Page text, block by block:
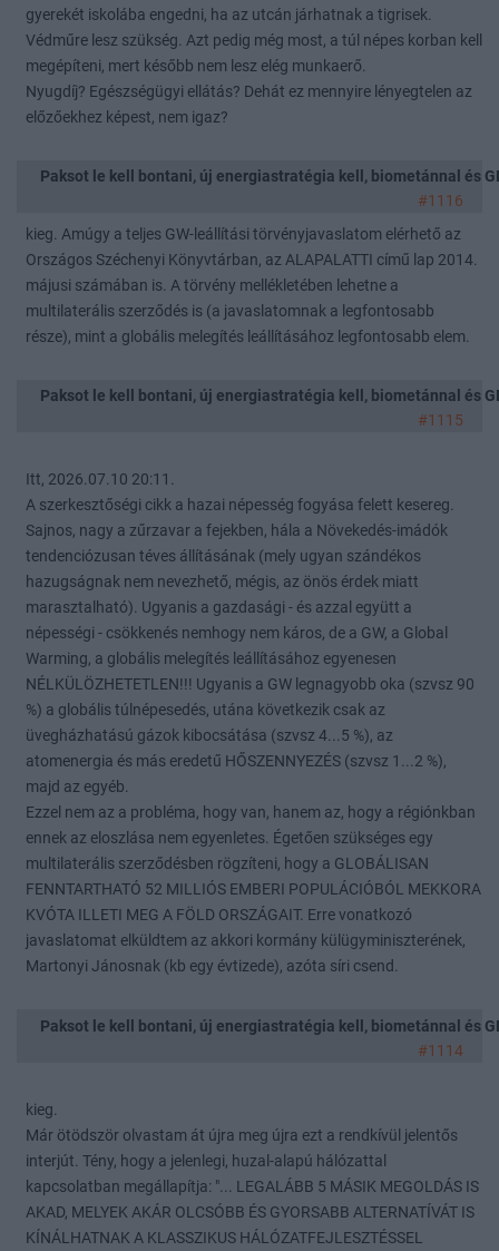
gyerekét iskolába engedni, ha az utcán járhatnak a tigrisek.
Védműre lesz szükség. Azt pedig még most, a túl népes korban kell
megépíteni, mert később nem lesz elég munkaerő.
Nyugdíj? Egészségügyi ellátás? Dehát ez mennyire lényegtelen az
előzőekhez képest, nem igaz?
Paksot le kell bontani, új energiastratégia kell, biometánnal és
#1116
kieg. Amúgy a teljes GW-leállítási törvényjavaslatom elérhető az
Országos Széchenyi Könyvtárban, az ALAPALATTI című lap 2014.
májusi számában is. A törvény mellékletében lehetne a
multilaterális szerződés is (a javaslatomnak a legfontosabb
része), mint a globális melegítés leállításához legfontosabb elem.
Paksot le kell bontani, új energiastratégia kell, biometánnal és
#1115
Itt, 2026.07.10 20:11.
A szerkesztőségi cikk a hazai népesség fogyása felett kesereg.
Sajnos, nagy a zűrzavar a fejekben, hála a Növekedés-imádók
tendenciózusan téves állításának (mely ugyan szándékos
hazugságnak nem nevezhető, mégis, az önös érdek miatt
marasztalható). Ugyanis a gazdasági - és azzal együtt a
népességi - csökkenés nemhogy nem káros, de a GW, a Global
Warming, a globális melegítés leállításához egyenesen
NÉLKÜLÖZHETETLEN!!! Ugyanis a GW legnagyobb oka (szvsz 90
%) a globális túlnépesedés, utána következik csak az
üvegházhatású gázok kibocsátása (szvsz 4...5 %), az
atomenergia és más eredetű HŐSZENNYEZÉS (szvsz 1...2 %),
majd az egyéb.
Ezzel nem az a probléma, hogy van, hanem az, hogy a régiónkban
ennek az eloszlása nem egyenletes. Égetően szükséges egy
multilaterális szerződésben rögzíteni, hogy a GLOBÁLISAN
FENNTARTHATÓ 52 MILLIÓS EMBERI POPULÁCIÓBÓL MEKKORA
KVÓTA ILLETI MEG A FÖLD ORSZÁGAIT. Erre vonatkozó
javaslatomat elküldtem az akkori kormány külügyminiszterének,
Martonyi Jánosnak (kb egy évtizede), azóta síri csend.
Paksot le kell bontani, új energiastratégia kell, biometánnal és
#1114
kieg.
Már ötödször olvastam át újra meg újra ezt a rendkívül jelentős
interjút. Tény, hogy a jelenlegi, huzal-alapú hálózattal
kapcsolatban megállapítja: "... LEGALÁBB 5 MÁSIK MEGOLDÁS IS
AKAD, MELYEK AKÁR OLCSÓBB ÉS GYORSABB ALTERNATÍVÁT IS
KÍNÁLHATNAK A KLASSZIKUS HÁLÓZATFEJLESZTÉSSEL